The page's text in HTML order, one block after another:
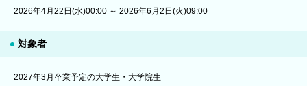
2026年4月22日(水)00:00 ～ 2026年6月2日(火)09:00
対象者
2027年3月卒業予定の大学生・大学院生